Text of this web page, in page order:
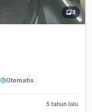
3
Otomatis
5 tahun lalu